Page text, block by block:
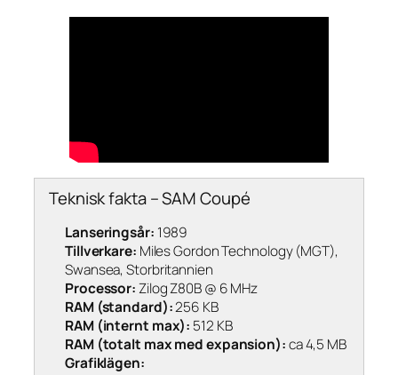
Teknisk fakta – SAM Coupé
Lanseringsår: 1989
Tillverkare: Miles Gordon Technology (MGT),
Swansea, Storbritannien
Processor:Zilog Z80B @ 6 MHz
RAM (standard):256 KB
RAM (internt max): 512 KB
RAM (totalt max med expansion):ca 4,5 MB
Grafiklägen: